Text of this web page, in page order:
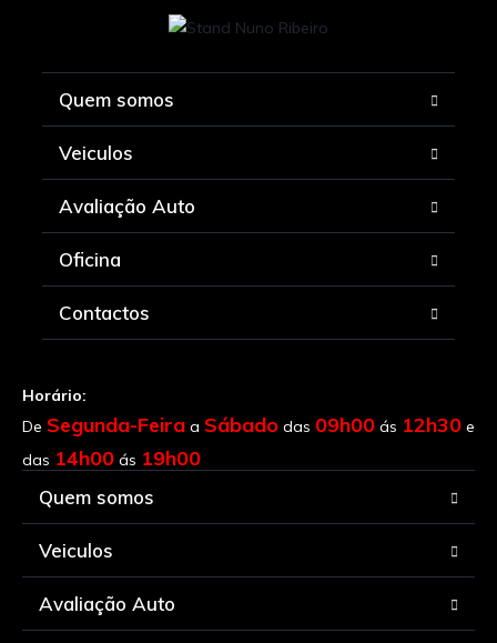
Quem somos
Veiculos
Avaliação Auto
Oficina
Contactos
Horário:
De Segunda-Feira a Sábado das 09h00 ás 12h30 e
das 14h00 ás 19h00
Quem somos
Veiculos
Avaliação Auto